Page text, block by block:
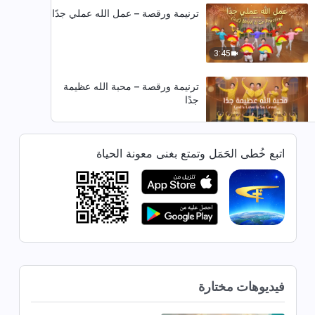
3:45
ترنيمة ورقصة – عمل الله عملي جدًا
ترنيمة ورقصة – محبة الله عظيمة
جدًا
ترنيمة ورقصة – أقسم ألا أستسلم
أبدًا حتى أربح الحق
ترنيمة ورقصة – لنترنَّم تسبيحًا لله
اتبع خُطى الحَمَل وتمتع بغنى معونة الحياة
فيديوهات مختارة